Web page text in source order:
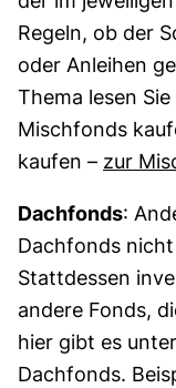
Regeln, ob der
oder Anleihen
Thema lesen
Mischfonds
kaufen – zur
Dachfonds:
Dachfonds
Stattdessen
andere Fonds,
hier gibt es
Dachfonds.